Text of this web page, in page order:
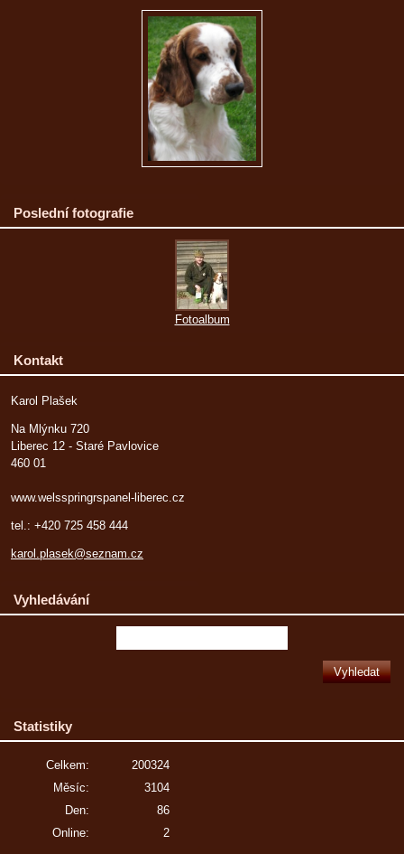
Poslední fotografie
Fotoalbum
Kontakt
Karol Plašek
Na Mlýnku 720
Liberec 12 - Staré Pavlovice
460 01
www.welsspringrspanel-liberec.cz
tel.: +420 725 458 444
karol.plasek@seznam.cz
Vyhledávání
Statistiky
Online: 2
Celkem:
200324
Měsíc:
3104
Den:
86